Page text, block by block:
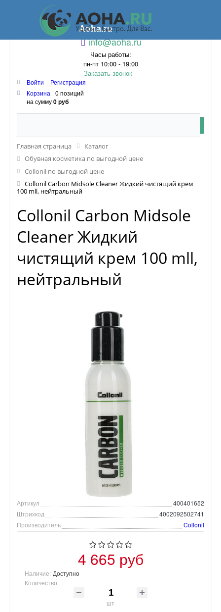
Aoha.ru
info@aoha.ru
Часы работы:
пн-пт 10:00 - 19:00
Заказать звонок
Войти
Регистрация
Корзина
0 позиций
на сумму0 руб
Главная страница
Каталог
Обувная косметика по выгодной цене
Collonil по выгодной цене
Collonil Carbon Midsole Cleaner Жидкий чистящий крем
100 mll, нейтральный
Collonil Carbon Midsole
Cleaner Жидкий
чистящий крем 100 mll,
нейтральный
Артикул
400401652
Штрихкод
4002092502741
Производитель
Collonil
4 665 руб
Наличие: Доступно
Количество
шт